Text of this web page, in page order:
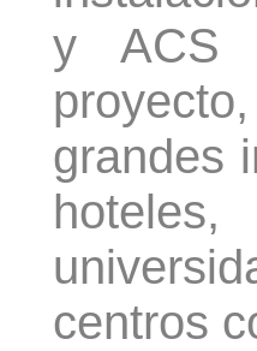
y ACS
grandes
centros